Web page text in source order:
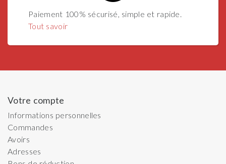
Paiement 100% sécurisé, simple et rapide.
Tout savoir
Votre compte
Informations personnelles
Commandes
Avoirs
Adresses